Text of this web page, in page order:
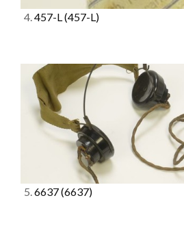
4.457-L(457-L)
5.6637(6637)